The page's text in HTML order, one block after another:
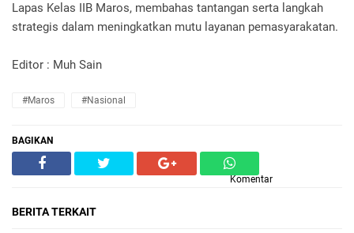
Lapas Kelas IIB Maros, membahas tantangan serta langkah
strategis dalam meningkatkan mutu layanan pemasyarakatan.
Editor : Muh Sain
#Maros #Nasional
BAGIKAN
Komentar
BERITA TERKAIT